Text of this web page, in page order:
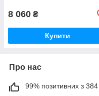
8 060 ₴
Купити
Про нас
99% позитивних з 384